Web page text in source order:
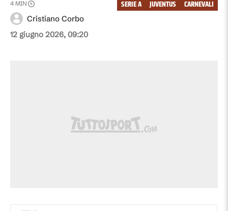
12 giugno 2026, 09:20
Cristiano Corbo
4 MIN CARNEVALI
JUVENTUS
SERIE A